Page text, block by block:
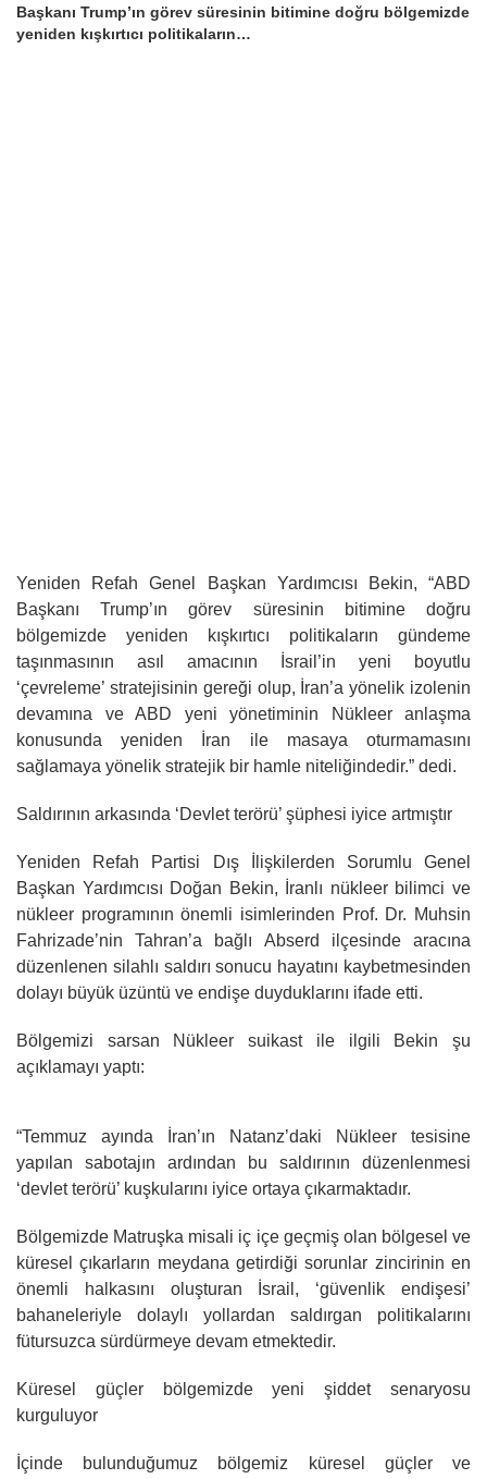
Başkanı Trump’ın görev süresinin bitimine doğru bölgemizde
yeniden kışkırtıcı politikaların…
Yeniden Refah Genel Başkan Yardımcısı Bekin, “ABD
Başkanı Trump’ın görev süresinin bitimine doğru
bölgemizde yeniden kışkırtıcı politikaların gündeme
taşınmasının asıl amacının İsrail’in yeni boyutlu
‘çevreleme’ stratejisinin gereği olup, İran’a yönelik izolenin
devamına ve ABD yeni yönetiminin Nükleer anlaşma
konusunda yeniden İran ile masaya oturmamasını
sağlamaya yönelik stratejik bir hamle niteliğindedir.” dedi.
Saldırının arkasında ‘Devlet terörü’ şüphesi iyice artmıştır
Yeniden Refah Partisi Dış İlişkilerden Sorumlu Genel
Başkan Yardımcısı Doğan Bekin, İranlı nükleer bilimci ve
nükleer programının önemli isimlerinden Prof. Dr. Muhsin
Fahrizade’nin Tahran’a bağlı Abserd ilçesinde aracına
düzenlenen silahlı saldırı sonucu hayatını kaybetmesinden
dolayı büyük üzüntü ve endişe duyduklarını ifade etti.
Bölgemizi sarsan Nükleer suikast ile ilgili Bekin şu
açıklamayı yaptı:
“Temmuz ayında İran’ın Natanz’daki Nükleer tesisine
yapılan sabotajın ardından bu saldırının düzenlenmesi
‘devlet terörü’ kuşkularını iyice ortaya çıkarmaktadır.
Bölgemizde Matruşka misali iç içe geçmiş olan bölgesel ve
küresel çıkarların meydana getirdiği sorunlar zincirinin en
önemli halkasını oluşturan İsrail, ‘güvenlik endişesi’
bahaneleriyle dolaylı yollardan saldırgan politikalarını
fütursuzca sürdürmeye devam etmektedir.
Küresel güçler bölgemizde yeni şiddet senaryosu
kurguluyor
İçinde bulunduğumuz bölgemiz küresel güçler ve